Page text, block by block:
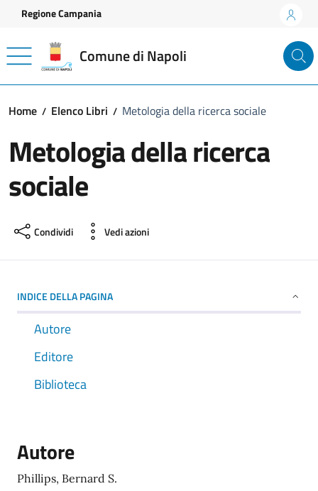
Vai ai contenuti
Vai al footer
Regione Campania
Comune di Napoli
Home Elenco Libri Metologia della ricerca sociale
Metologia della ricerca
sociale
Condividi Vedi azioni
INDICE DELLA PAGINA
Autore
Editore
Biblioteca
Autore
Phillips, Bernard S.